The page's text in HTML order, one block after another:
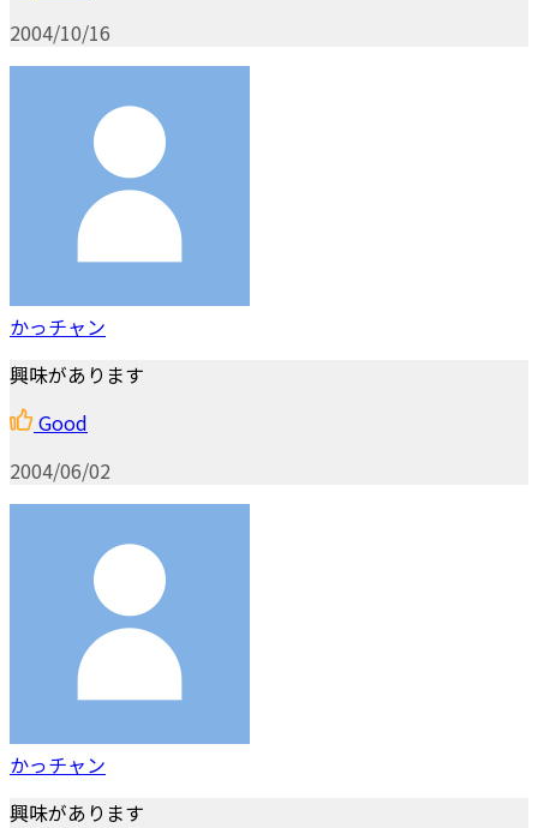
2004/10/16
かっチャン
興味があります
Good
2004/06/02
かっチャン
興味があります